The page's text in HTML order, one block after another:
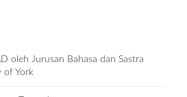
oleh Jurusan Bahasa dan Sastra
of York